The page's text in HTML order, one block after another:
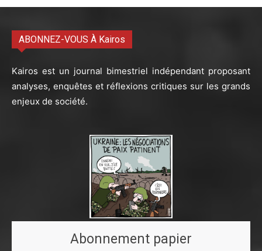
ABONNEZ-VOUS À Kairos
Kairos est un journal bimestriel indépendant proposant
analyses, enquêtes et réflexions critiques sur les grands
enjeux de société.
Abonnement papier